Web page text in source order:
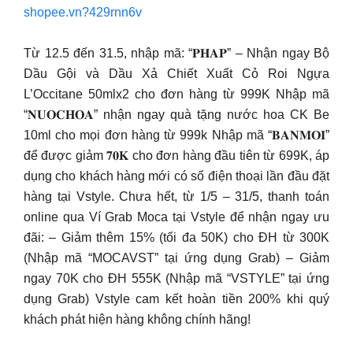
shopee.vn?429rnn6v
Từ 12.5 đến 31.5, nhập mã: “𝐏𝐇𝐀𝐏” – Nhận ngay Bộ
Dầu Gội và Dầu Xả Chiết Xuất Cỏ Roi Ngựa
L’Occitane 50mlx2 cho đơn hàng từ 999K Nhập mã
“𝐍𝐔𝐎𝐂𝐇𝐎𝐀” nhận ngay quà tặng nước hoa CK Be
10ml cho mọi đơn hàng từ 999k Nhập mã “𝐁𝐀𝐍𝐌𝐎𝐈”
để được giảm 𝟕𝟎𝐊 cho đơn hàng đầu tiên từ 699K, áp
dụng cho khách hàng mới có số điện thoại lần đầu đặt
hàng tại Vstyle. Chưa hết, từ 1/5 – 31/5, thanh toán
online qua Ví Grab Moca tại Vstyle để nhận ngay ưu
đãi: – Giảm thêm 15% (tối đa 50K) cho ĐH từ 300K
(Nhập mã “MOCAVST” tại ứng dụng Grab) – Giảm
ngay 70K cho ĐH 555K (Nhập mã “VSTYLE” tại ứng
dụng Grab) Vstyle cam kết hoàn tiền 200% khi quý
khách phát hiện hàng không chính hãng!